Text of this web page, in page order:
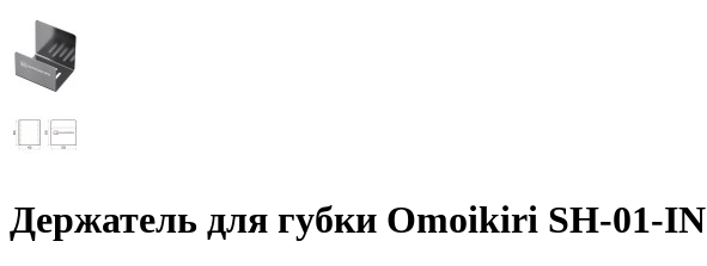
Держатель для губки Omoikiri SH-01-IN